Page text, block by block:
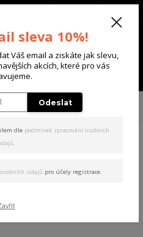
Menu
Yakuza dámské tílko Floating Curved
T-Shirt
sleva 10%!
Váš email a ziskáte jak slevu,
akcích, které pro vás
Odeslat
dle podmínek zpracování osobních
.
údajů pro účely registrace.